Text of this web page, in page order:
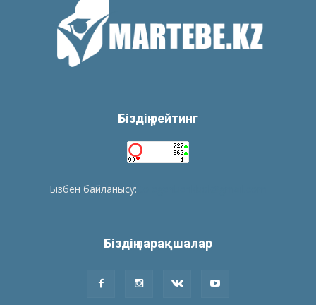
Біздің рейтинг
Бізбен байланысу:
Біздің парақшалар